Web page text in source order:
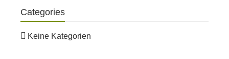
Categories
Keine Kategorien